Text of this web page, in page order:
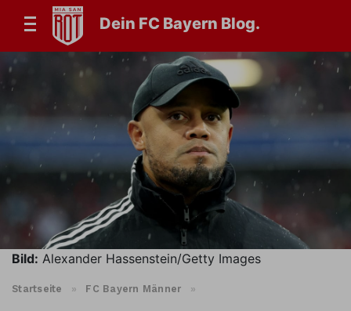
Dein FC Bayern Blog.
Bild: Alexander Hassenstein/Getty Images
Startseite » FC Bayern Männer »